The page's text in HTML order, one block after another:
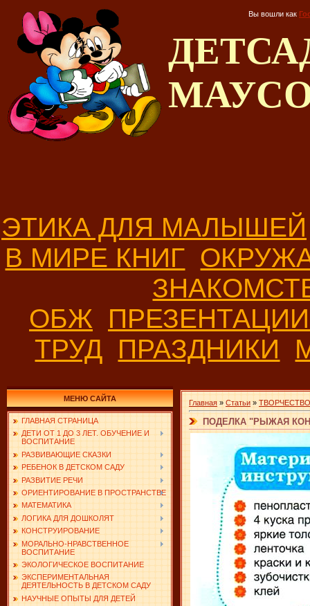
Вы вошли как
ЭТИКА ДЛЯ МАЛЫШЕЙ
В МИРЕ КНИГ
ОБЖ
ТРУД ПРАЗДНИКИ
МЕНЮ САЙТА
ГЛАВНАЯ СТРАНИЦА
ДЕТИ ОТ 1 ДО 3 ЛЕТ. ОБУЧЕНИЕ И
ВОСПИТАНИЕ
РАЗВИВАЮЩИЕ СКАЗКИ
РЕБЕНОК В ДЕТСКОМ САДУ
РАЗВИТИЕ РЕЧИ
ОРИЕНТИРОВАНИЕ В ПРОСТРАНСТВЕ
МАТЕМАТИКА
ЛОГИКА ДЛЯ ДОШКОЛЯТ
КОНСТРУИРОВАНИЕ
МОРАЛЬНО-НРАВСТВЕННОЕ
ВОСПИТАНИЕ
ЭКОЛОГИЧЕСКОЕ ВОСПИТАНИЕ
ЭКСПЕРИМЕНТАЛЬНАЯ
ДЕЯТЕЛЬНОСТЬ В ДЕТСКОМ САДУ
НАУЧНЫЕ ОПЫТЫ ДЛЯ ДЕТЕЙ
Главная » Статьи » ТВОРЧЕСТВО
ПОДЕЛКА "РЫЖАЯ